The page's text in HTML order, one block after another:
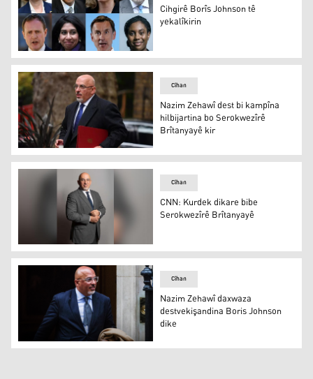
Cihgirê Borîs Johnson tê yekalîkirin
Cihgirê Borîs Johnson tê
yekalîkirin
Nazim Zehawî dest bi kampîna hilbijartina bo
Cîhan
Nazim Zehawî dest bi kampîna
hilbijartina bo Serokwezîrê
Brîtanyayê kir
CNN: Kurdek dikare bibe Serokwezîrê Brîtanyayê
Cîhan
CNN: Kurdek dikare bibe
Serokwezîrê Brîtanyayê
Nazim Zehawî daxwaza destvekişandina Boris Johnson
Cîhan
Nazim Zehawî daxwaza
destvekişandina Boris Johnson
dike